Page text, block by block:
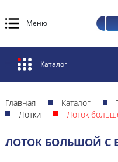
Меню
Каталог
Главная Каталог
Лотки
Лоток
ЛОТОК БОЛЬШОЙ С